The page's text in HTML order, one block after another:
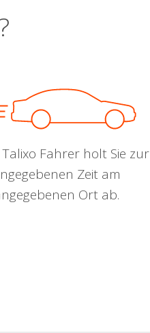
Fahrer holt Sie zur
Zeit am
Ort ab.